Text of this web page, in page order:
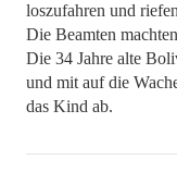
loszufahren und
Die Beamten
Die 34 Jahre alte
und mit auf die
das Kind ab.